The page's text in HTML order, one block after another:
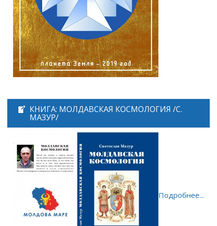
КНИГА: МОЛДАВСКАЯ КОСМОЛОГИЯ /С.
МАЗУР/
Подробнее...